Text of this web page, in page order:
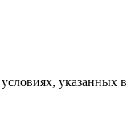
указанных в